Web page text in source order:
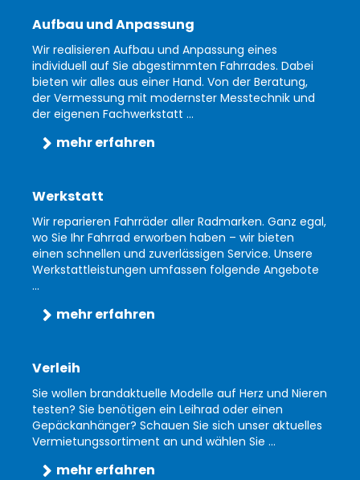
Aufbau und Anpassung
Wir realisieren Aufbau und Anpassung eines
individuell auf Sie abgestimmten Fahrrades. Dabei
bieten wir alles aus einer Hand. Von der Beratung,
der Vermessung mit modernster Messtechnik und
der eigenen Fachwerkstatt ...
mehr erfahren
Werkstatt
Wir reparieren Fahrräder aller Radmarken. Ganz egal,
wo Sie Ihr Fahrrad erworben haben – wir bieten
einen schnellen und zuverlässigen Service. Unsere
Werkstattleistungen umfassen folgende Angebote
...
mehr erfahren
Verleih
Sie wollen brandaktuelle Modelle auf Herz und Nieren
testen? Sie benötigen ein Leihrad oder einen
Gepäckanhänger? Schauen Sie sich unser aktuelles
Vermietungssortiment an und wählen Sie ...
mehr erfahren